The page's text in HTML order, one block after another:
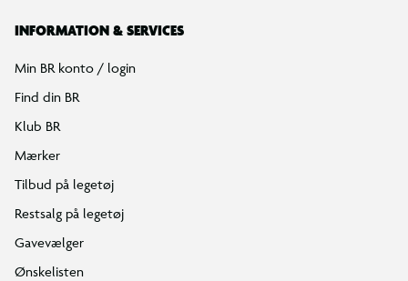
INFORMATION & SERVICES
Min BR konto / login
Find din BR
Klub BR
Mærker
Tilbud på legetøj
Restsalg på legetøj
Gavevælger
Ønskelisten